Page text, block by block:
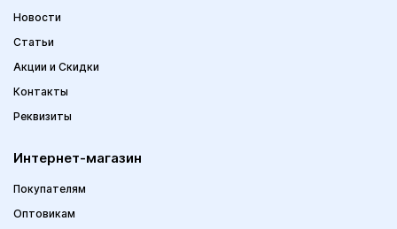
Новости
Статьи
Акции и Скидки
Контакты
Реквизиты
Интернет-магазин
Покупателям
Оптовикам